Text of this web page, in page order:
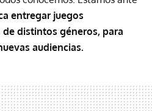
entregar juegos
distintos géneros, para
audiencias.